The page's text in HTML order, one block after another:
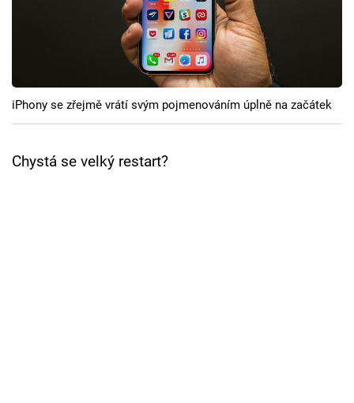
Pořady
TV Program
Sledujte prima+
iPhony se zřejmě vrátí svým pojmenováním úplně na začátek
Chystá se velký restart?